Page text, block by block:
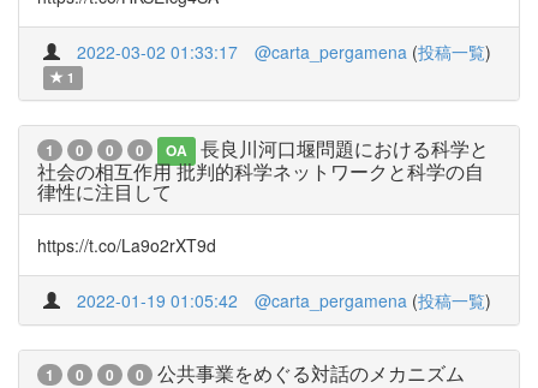
2022-03-02 01:33:17 @carta_pergamena (投稿一覧)
1
1 0 0 0 OA
長良川河口堰問題における科学と
社会の相互作用 批判的科学ネットワークと科学の自
律性に注目して
https://t.co/La9o2rXT9d
2022-01-19 01:05:42 @carta_pergamena (投稿一覧)
1 0 0 0 公共事業をめぐる対話のメカニズム